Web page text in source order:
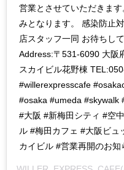
営業とさせていただきま
みとなります。 感染防止
店スタッフ一同 お待ちし
Address:〒531-6090 大阪
スカイビル花野棟
#willerexpresscafe
#osaka #umeda #skywalk
#大阪 #新梅田シティ #空
ル #梅田カフェ #大阪ビュ
カイビル #営業再開のお知